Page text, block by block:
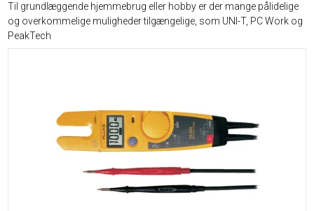
Til grundlæggende hjemmebrug eller hobby er der mange pålidelige
og overkommelige muligheder tilgængelige, som UNI-T, PC Work og
PeakTech